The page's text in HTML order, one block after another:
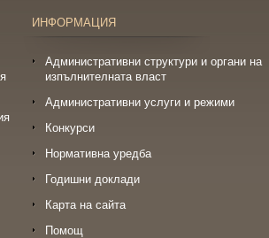
ИНФОРМАЦИЯ
Административни структури и органи на
изпълнителната власт
Административни услуги и режими
Конкурси
Нормативна уредба
Годишни доклади
Карта на сайта
Помощ